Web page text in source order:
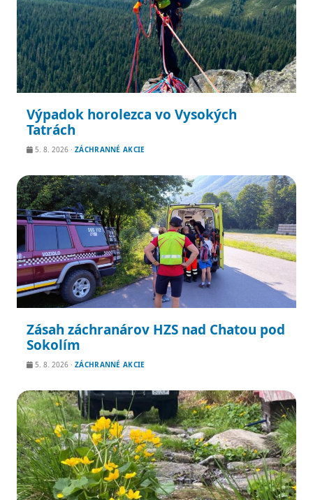
Výpadok horolezca vo Vysokých
Tatrách
5. 8. 2026 · ZÁCHRANNÉ AKCIE
Zásah záchranárov HZS nad Chatou pod
Sokolím
5. 8. 2026 · ZÁCHRANNÉ AKCIE